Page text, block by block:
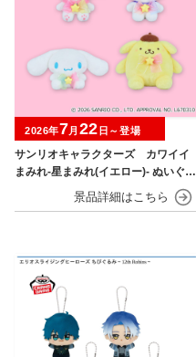
サンリオキャラクターズ カワイイ
まみれ-星まみれ(イエロー)- ぬいぐる
2026年7月 22 日～登場